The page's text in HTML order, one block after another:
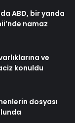
ABD, bir yanda
namaz
ve
konuldu
dosyası